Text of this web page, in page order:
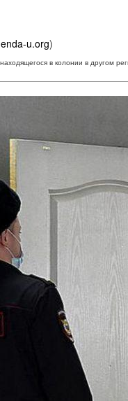
u.org)
в колонии в другом